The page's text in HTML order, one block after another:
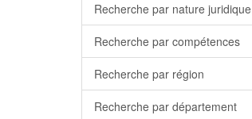
Recherche par nature juridique
Recherche par compétences
Recherche par région
Recherche par département